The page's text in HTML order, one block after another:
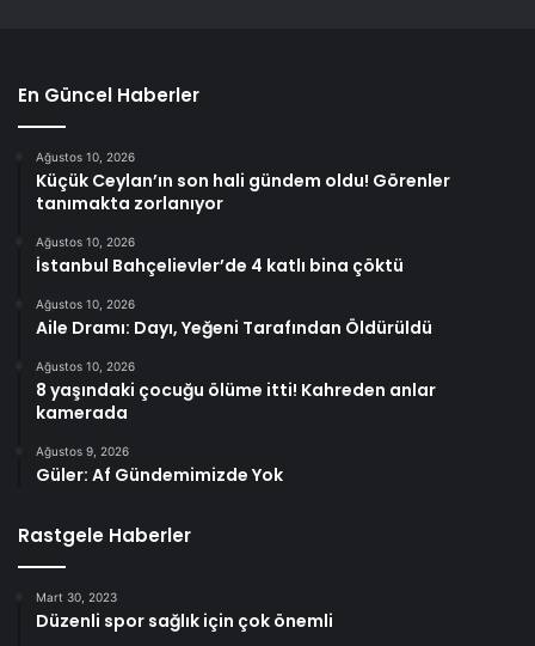
En Güncel Haberler
Ağustos 10, 2026
Küçük Ceylan’ın son hali gündem oldu! Görenler
tanımakta zorlanıyor
Ağustos 10, 2026
İstanbul Bahçelievler’de 4 katlı bina çöktü
Ağustos 10, 2026
Aile Dramı: Dayı, Yeğeni Tarafından Öldürüldü
Ağustos 10, 2026
8 yaşındaki çocuğu ölüme itti! Kahreden anlar
kamerada
Ağustos 9, 2026
Güler: Af Gündemimizde Yok
Rastgele Haberler
Mart 30, 2023
Düzenli spor sağlık için çok önemli